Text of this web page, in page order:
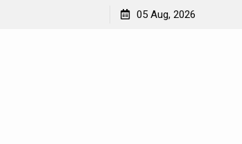
Penggantian STNK Hilang05 Aug, 2026